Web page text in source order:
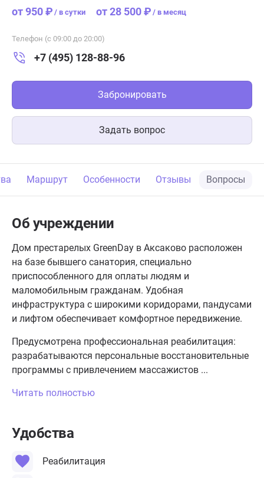
от 950 ₽ / в сутки от 28 500 ₽ / в месяц
Телефон (с 09:00 до 20:00)
+7 (495) 128-88-96
Забронировать
Задать вопрос
Маршрут Особенности Отзывы Вопросы
Об учреждении
Дом престарелых GreenDay в Аксаково расположен
на базе бывшего санатория, специально
приспособленного для оплаты людям и
маломобильным гражданам. Удобная
инфраструктура с широкими коридорами, пандусами
и лифтом обеспечивает комфортное передвижение.
Предусмотрена профессиональная реабилитация:
разрабатываются персональные восстановительные
программы с привлечением массажистов ...
Читать полностью
Удобства
Реабилитация